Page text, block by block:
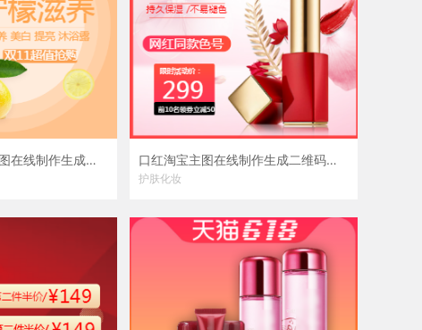
柠檬沐浴露淘宝主图在线制作生成二维码模板图片 口红淘宝主图在线制作生成二维码模板图片
护肤化妆